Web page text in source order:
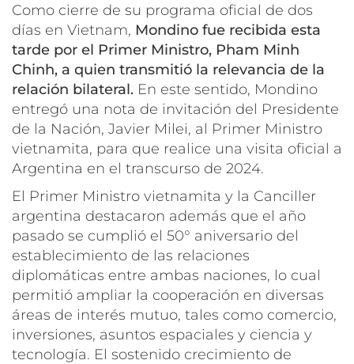
Como cierre de su programa oficial de dos
días en Vietnam, Mondino fue recibida esta
tarde por el Primer Ministro, Pham Minh
Chinh, a quien transmitió la relevancia de la
relación bilateral. En este sentido, Mondino
entregó una nota de invitación del Presidente
de la Nación, Javier Milei, al Primer Ministro
vietnamita, para que realice una visita oficial a
Argentina en el transcurso de 2024.
El Primer Ministro vietnamita y la Canciller
argentina destacaron además que el año
pasado se cumplió el 50° aniversario del
establecimiento de las relaciones
diplomáticas entre ambas naciones, lo cual
permitió ampliar la cooperación en diversas
áreas de interés mutuo, tales como comercio,
inversiones, asuntos espaciales y ciencia y
tecnología. El sostenido crecimiento de